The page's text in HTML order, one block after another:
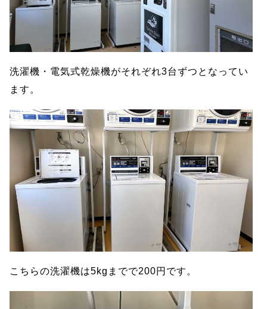
洗濯機・電気式乾燥機がそれぞれ3台ずつとなってい
ます。
こちらの洗濯機は5kgまでで200円です。